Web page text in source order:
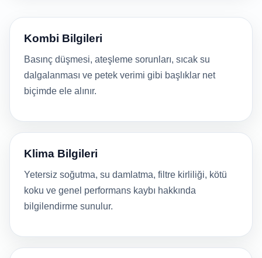
Kombi Bilgileri
Basınç düşmesi, ateşleme sorunları, sıcak su
dalgalanması ve petek verimi gibi başlıklar net
biçimde ele alınır.
Klima Bilgileri
Yetersiz soğutma, su damlatma, filtre kirliliği, kötü
koku ve genel performans kaybı hakkında
bilgilendirme sunulur.